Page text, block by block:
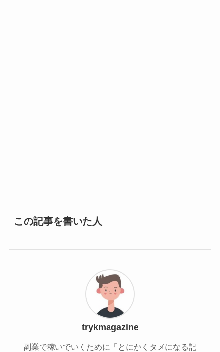
この記事を書いた人
trykmagazine
副業で稼いでいくために「とにかくタメになる記